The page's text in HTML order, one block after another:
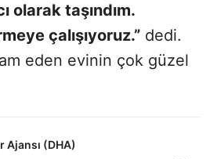
olarak taşındım.
çalışıyoruz.” dedi.
eden evinin çok güzel
Ajansı (DHA)